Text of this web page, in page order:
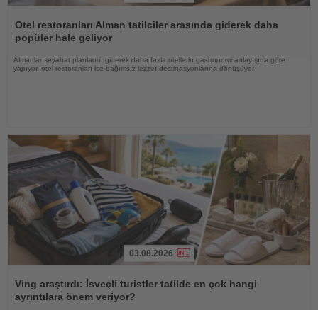
Oku
Otel restoranları Alman tatilciler arasında giderek daha
popüler hale geliyor
Almanlar seyahat planlarını giderek daha fazla otellerin gastronomi anlayışına göre
yapıyor, otel restoranları ise bağımsız lezzet destinasyonlarına dönüşüyor
Oku
03.08.2026
Ving araştırdı: İsveçli turistler tatilde en çok hangi
ayrıntılara önem veriyor?